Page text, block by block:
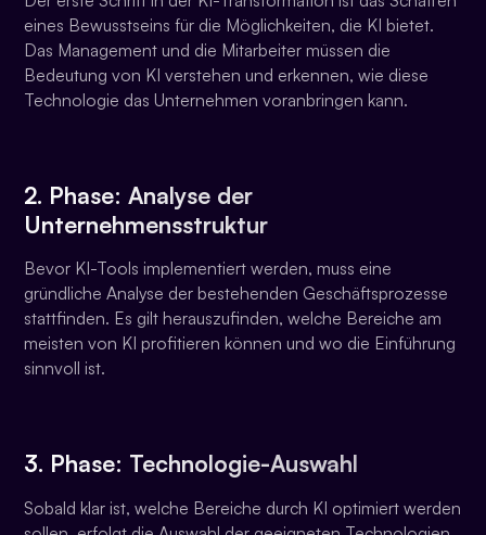
eines Bewusstseins für die Möglichkeiten, die KI bietet.
Das Management und die Mitarbeiter müssen die
Bedeutung von KI verstehen und erkennen, wie diese
Technologie das Unternehmen voranbringen kann.
2. Phase: Analyse der
Unternehmensstruktur
Bevor KI-Tools implementiert werden, muss eine
gründliche Analyse der bestehenden Geschäftsprozesse
stattfinden. Es gilt herauszufinden, welche Bereiche am
meisten von KI profitieren können und wo die Einführung
sinnvoll ist.
3. Phase: Technologie-Auswahl
Sobald klar ist, welche Bereiche durch KI optimiert werden